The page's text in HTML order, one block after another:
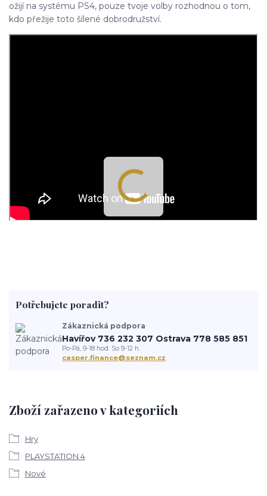
ožijí na systému PS4, pouze tvoje volby rozhodnou o tom,
kdo přežije toto šílené dobrodružství.
Zboží zařazeno v kategoriích
Hry
PLAYSTATION 4
Nové
Potřebujete poradit?
Zákaznická podpora
Havířov 736 232 307 Ostrava 778 585 851
Po-Pá, 9-18 hod. So 9-12 h.
casper.finance@seznam.cz